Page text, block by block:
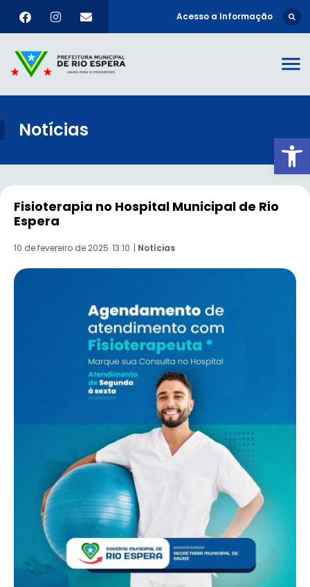
Acesso a Informação
Notícias
Fisioterapia no Hospital Municipal de Rio
Espera
10 de fevereiro de 2025 13:10 | Notícias